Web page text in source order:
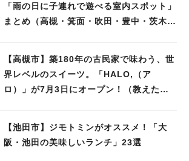
「雨の日に子連れで遊べる室内スポット」
まとめ（高槻・箕面・吹田・豊中・茨木・
【高槻市】築180年の古民家で味わう、世
界レベルのスイーツ。「HALO,（ア
ロ）」が7月3日にオープン！（教えたい/
【池田市】ジモトミンがオススメ！「大
阪・池田の美味しいランチ」23選